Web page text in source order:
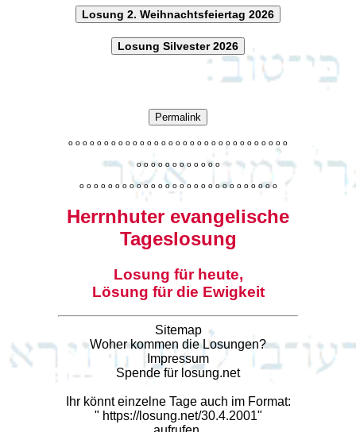
Losung 2. Weihnachtsfeiertag 2026
Losung Silvester 2026
Permalink
o o o o o o o o o o o o o o o o o o o o o o o o o o o o o o o
o o o o o o o o o o o o
o o o o o o o o o o o o o o o o o o o o o o o o o o o o
Herrnhuter evangelische
Tageslosung
Losung für heute,
Lösung für die Ewigkeit
Sitemap
Woher kommen die Losungen?
Impressum
Spende für losung.net
Ihr könnt einzelne Tage auch im Format:
" https://losung.net/30.4.2001"